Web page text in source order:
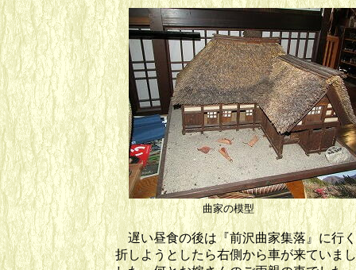
曲家の模型 裁ち
遅い昼食の後は『前沢曲家集落』に行
折しようとしたら右側から車が来ていま